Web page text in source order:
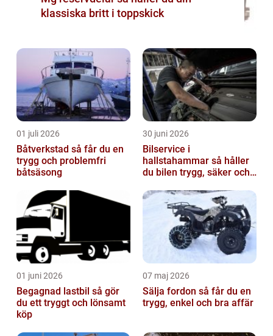
klassiska britt i toppskick
01 juli 2026
Båtverkstad så får du en
trygg och problemfri
båtsäsong
30 juni 2026
Bilservice i
hallstahammar så håller
du bilen trygg, säker och
01 juni 2026
Begagnad lastbil så gör
du ett tryggt och lönsamt
köp
07 maj 2026
Sälja fordon så får du en
trygg, enkel och bra affär